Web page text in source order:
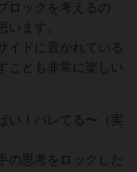
ロックを考えるの
います。
イドに置かれている
ことも非常に楽しい
い！バレてる〜（実
思考をロックした